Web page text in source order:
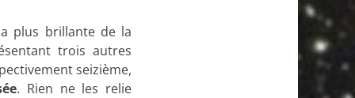
plus brillante de la
trois autres
seizième,
. Rien ne les relie